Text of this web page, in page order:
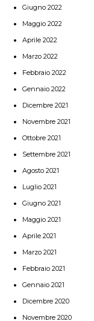
Giugno 2022
Maggio 2022
Aprile 2022
Marzo 2022
Febbraio 2022
Gennaio 2022
Dicembre 2021
Novembre 2021
Ottobre 2021
Settembre 2021
Agosto 2021
Luglio 2021
Giugno 2021
Maggio 2021
Aprile 2021
Marzo 2021
Febbraio 2021
Gennaio 2021
Dicembre 2020
Novembre 2020